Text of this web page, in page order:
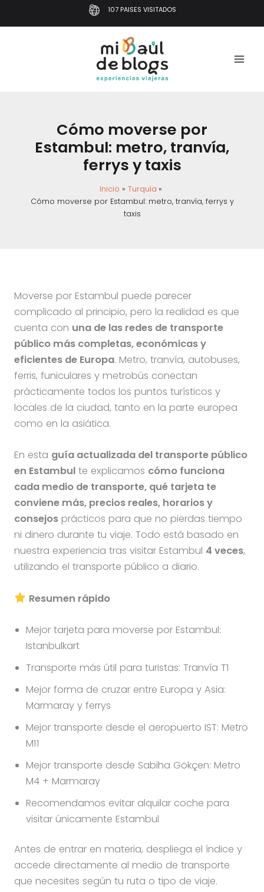
al
107 PAISES VISITADOS
Cómo moverse por
Estambul: metro, tranvía,
ferrys y taxis
Inicio
Turquía
Cómo moverse por Estambul: metro, tranvía, ferrys y
taxis
Moverse por Estambul puede parecer
complicado al principio, pero la realidad es que
cuenta con una de las redes de transporte
público más completas, económicas y
eficientes de Europa. Metro, tranvía, autobuses,
ferris, funiculares y metrobús conectan
prácticamente todos los puntos turísticos y
locales de la ciudad, tanto en la parte europea
como en la asiática.
En esta guía actualizada del transporte público
en Estambulte explicamos cómo funciona
cada medio de transporte, qué tarjeta te
conviene más, precios reales, horarios y
consejosprácticos para que no pierdas tiempo
ni dinero durante tu viaje. Todo está basado en
nuestra experiencia tras visitar Estambul 4 veces,
utilizando el transporte público a diario.
Resumen rápido
Mejor tarjeta para moverse por Estambul:
Istanbulkart
Transporte más útil para turistas: Tranvía T1
Mejor forma de cruzar entre Europa y Asia:
Marmaray y ferrys
Mejor transporte desde el aeropuerto IST: Metro
M11
Mejor transporte desde Sabiha Gökçen: Metro
M4 + Marmaray
Recomendamos evitar alquilar coche para
visitar únicamente Estambul
Antes de entrar en materia, despliega el índice y
accede directamente al medio de transporte
que necesites según tu ruta o tipo de viaje.